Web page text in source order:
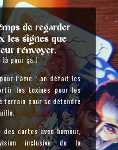
de regarder
les signes que
t’envoyer.
là pour ça !
l’âme : on défait les
les toxines pour les
terrain pour se détendre
cartes avec humour,
inclusive de la